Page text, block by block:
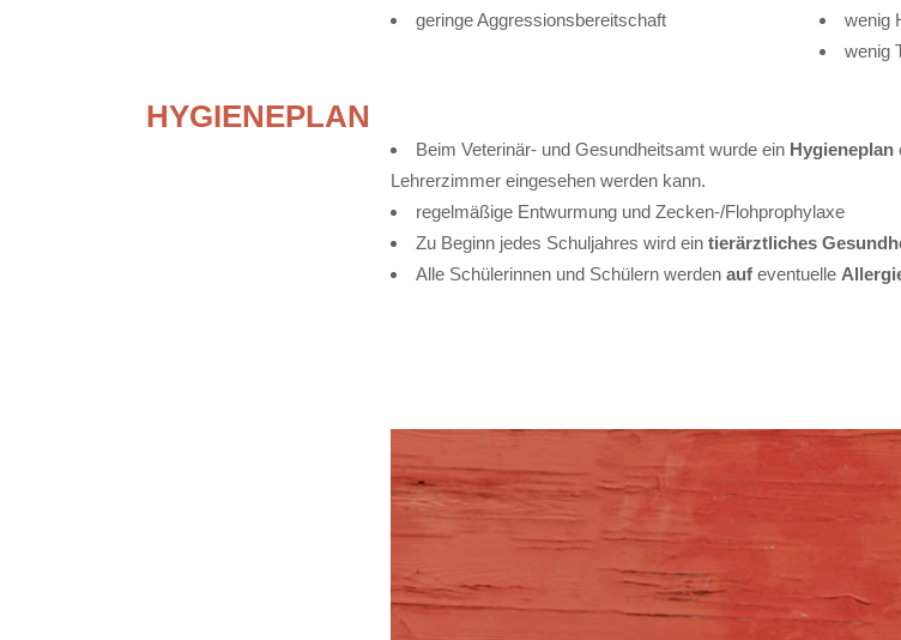
geringe Aggressionsbereitschaft
wenig
wenig
HYGIENEPLAN
Beim Veterinär- und Gesundheitsamt wurde ein Hygieneplan
Lehrerzimmer eingesehen werden kann.
regelmäßige Entwurmung und Zecken-/Flohprophylaxe
Zu Beginn jedes Schuljahres wird ein tierärztliches
Alle Schülerinnen und Schülern werden aufeventuelle